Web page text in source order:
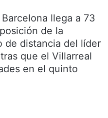
llega a 73
de la
de distancia del líder
que el Villarreal
en el quinto